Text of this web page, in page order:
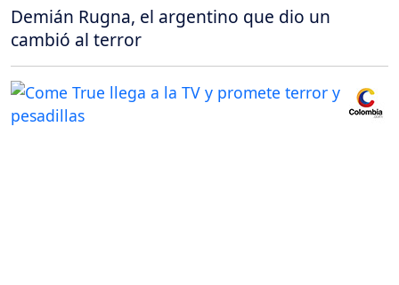
Demián Rugna, el argentino que dio un
cambió al terror